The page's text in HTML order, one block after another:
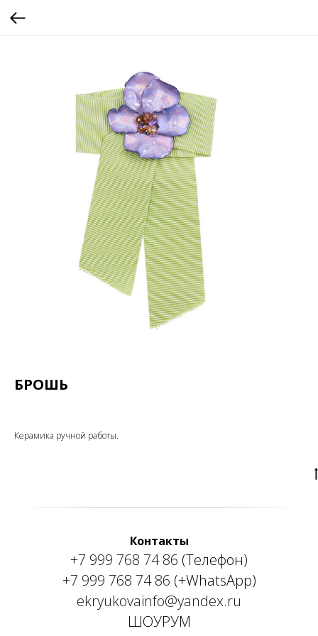
БРОШЬ
Керамика ручной работы.
Контакты
+7 999 768 74 86 (Телефон)
+7 999 768 74 86 (+WhatsApp)
ekryukovainfo@yandex.ru
ШОУРУМ